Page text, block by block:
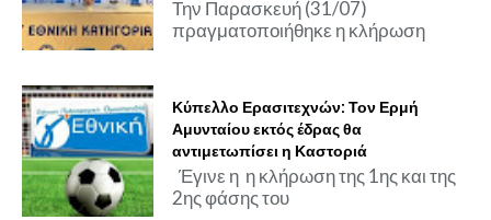
Την Παρασκευή (31/07)
πραγματοποιήθηκε η κλήρωση
Κύπελλο Ερασιτεχνών: Τον Ερμή
Αμυνταίου εκτός έδρας θα
αντιμετωπίσει η Καστοριά
Έγινε η η κλήρωση της 1ης και της
2ης φάσης του